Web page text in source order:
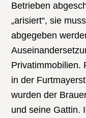
Betrieben
„arisiert“, sie
abgegeben
Privatimmobilien.
in der
wurden der
und seine Gattin.